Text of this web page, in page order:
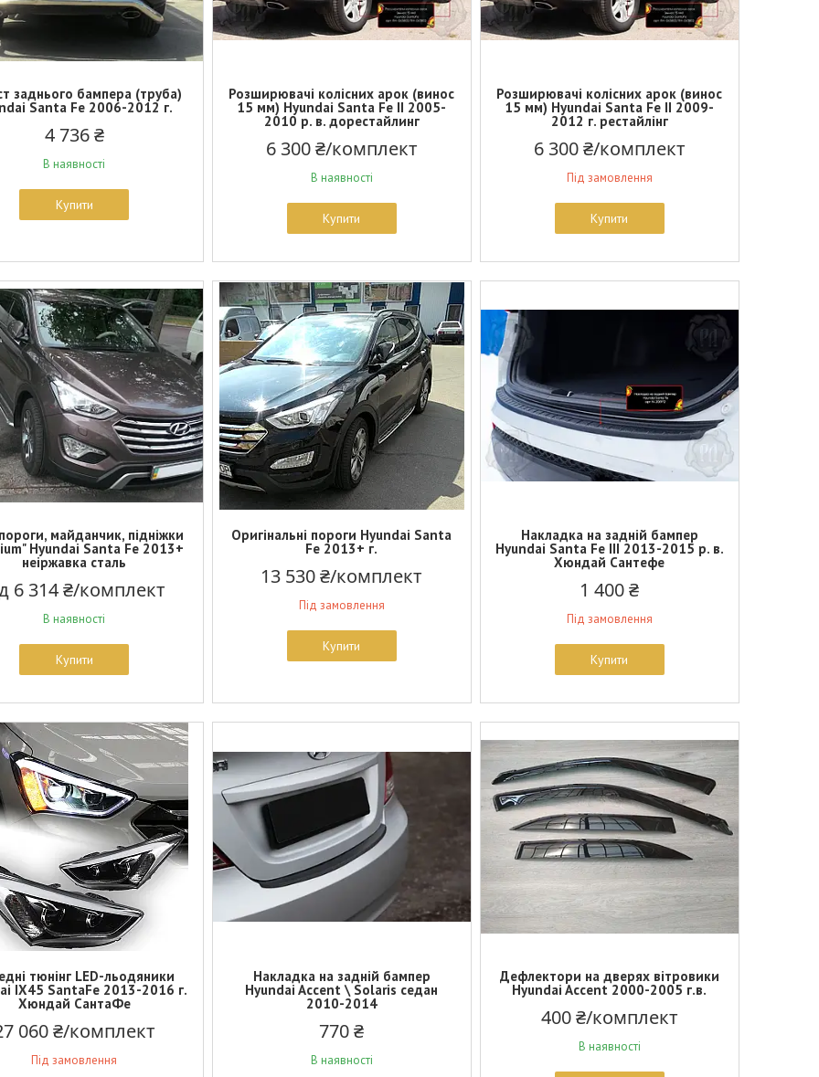
заднього бампера (труба)
Santa Fe 2006-2012 г.
4 736 ₴
В наявності
Купити
Розширювачі колісних арок (винос
15 мм) Hyundai Santa Fe II 2005-
2010 р. в. дорестайлинг
6 300 ₴/комплект
В наявності
Купити
Розширювачі колісних арок (винос
15 мм) Hyundai Santa Fe II 2009-
2012 г. рестайлінг
6 300 ₴/комплект
Під замовлення
Купити
пороги, майданчик, підніжки
Hyundai Santa Fe 2013+
неіржавка сталь
6 314 ₴/комплект
В наявності
Купити
Оригінальні пороги Hyundai Santa
Fe 2013+ г.
13 530 ₴/комплект
Під замовлення
Купити
Накладка на задній бампер
Hyundai Santa Fe III 2013-2015 р. в.
Хюндай Сантефе
1 400 ₴
Під замовлення
Купити
тюнінг LED-льодяники
IX45 SantaFe 2013-2016 г.
Хюндай СантаФе
060 ₴/комплект
Під замовлення
Накладка на задній бампер
Hyundai Accent \ Solaris седан
2010-2014
770 ₴
В наявності
Дефлектори на дверях вітровики
Hyundai Accent 2000-2005 г.в.
400 ₴/комплект
В наявності